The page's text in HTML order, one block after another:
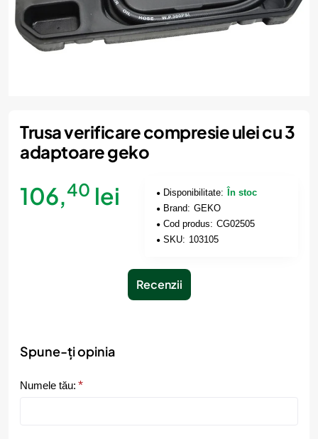
Trusa verificare compresie ulei cu 3
adaptoare geko
106,40 lei Disponibilitate:
În stoc
Brand: GEKO
Cod produs: CG02505
SKU: 103105
Recenzii
Spune-ți opinia
Numele tău: